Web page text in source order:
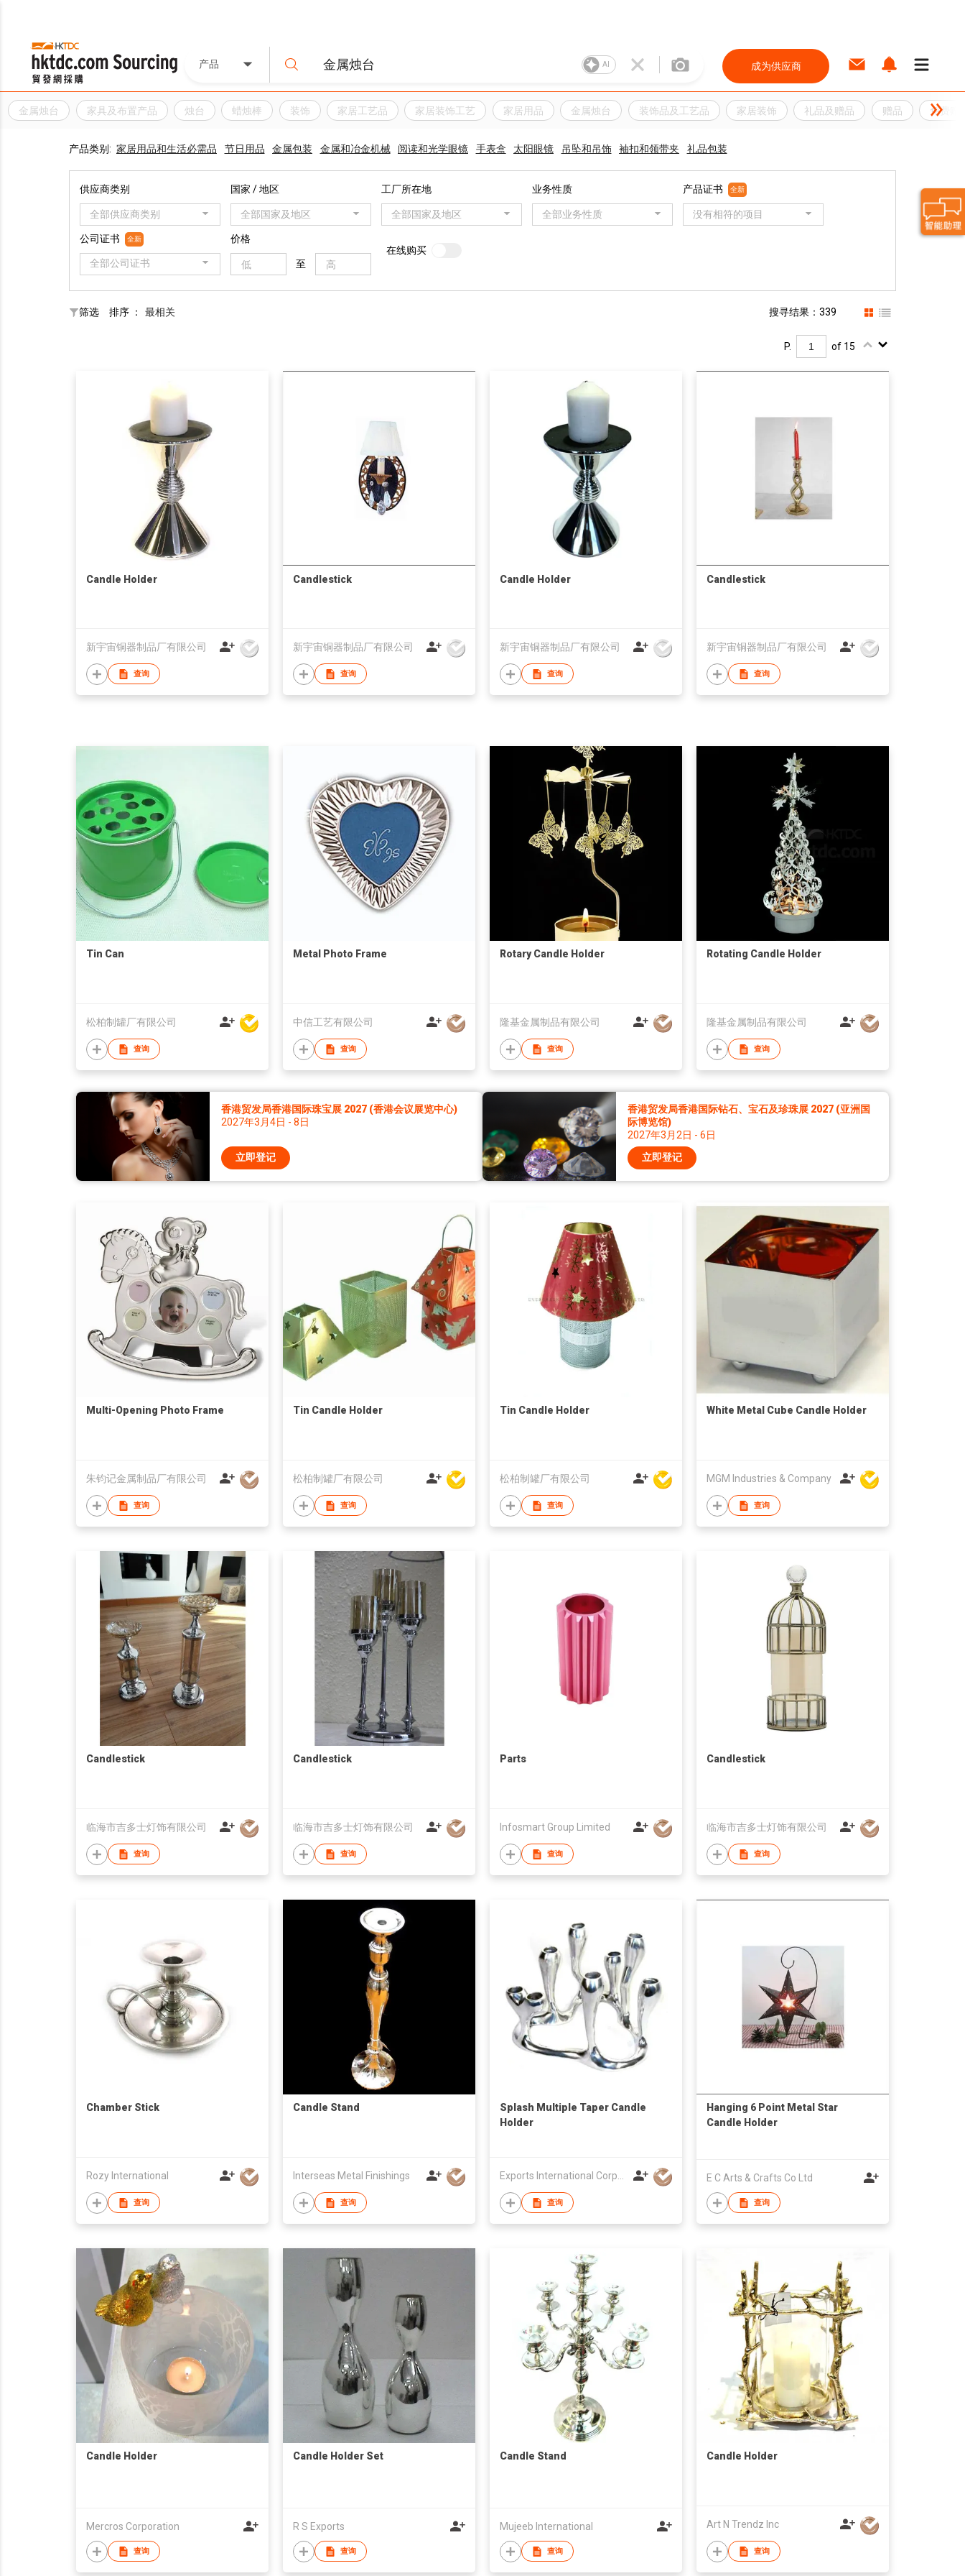
产品 AI 成为供应商
金属烛台 家具及布置产品 烛台 蜡烛棒 装饰 家居工艺品 家居装饰工艺 家居用品 金属烛台 装饰品及工艺品 家居装饰 礼品及赠品 赠品 免费赠
产品类别: 家居用品和生活必需品 节日用品 金属包装 金属和冶金机械 阅读和光学眼镜 手表盒 太阳眼镜 吊坠和吊饰 袖扣和领带夹 礼品包装
供应商类别
全部供应商类别
国家 / 地区
全部国家及地区
工厂所在地
全部国家及地区
业务性质
全部业务性质
产品证书 全新
没有相符的项目
公司证书 全新
全部公司证书
价格
至
在线购买
筛选 排序 ： 最相关 搜寻结果：339
P. of 15
Candle Holder
新宇宙铜器制品厂有限公司
查询
Candlestick
新宇宙铜器制品厂有限公司
查询
Candle Holder
新宇宙铜器制品厂有限公司
查询
Candlestick
新宇宙铜器制品厂有限公司
查询
Tin Can
松柏制罐厂有限公司
查询
Metal Photo Frame
中信工艺有限公司
查询
Rotary Candle Holder
隆基金属制品有限公司
查询
Rotating Candle Holder
隆基金属制品有限公司
查询
香港贸发局香港国际珠宝展 2027 (香港会议展览中心)
2027年3月4日 - 8日
立即登记
香港贸发局香港国际钻石、宝石及珍珠展 2027 (亚洲国
际博览馆)
2027年3月2日 - 6日
立即登记
Multi-Opening Photo Frame
朱钧记金属制品厂有限公司
查询
Tin Candle Holder
松柏制罐厂有限公司
查询
Tin Candle Holder
松柏制罐厂有限公司
查询
White Metal Cube Candle Holder
MGM Industries & Company
查询
Candlestick
临海市吉多士灯饰有限公司
查询
Candlestick
临海市吉多士灯饰有限公司
查询
Parts
Infosmart Group Limited
查询
Candlestick
临海市吉多士灯饰有限公司
查询
Chamber Stick
Rozy International
查询
Candle Stand
Interseas Metal Finishings
查询
Splash Multiple Taper Candle
Holder
查询
Hanging 6 Point Metal Star
Candle Holder
E C Arts & Crafts Co Ltd
查询
Candle Holder
Mercros Corporation
查询
Candle Holder Set
R S Exports
查询
Candle Stand
Mujeeb International
查询
Candle Holder
Art N Trendz Inc
查询